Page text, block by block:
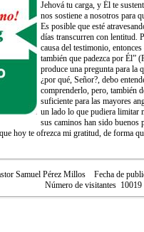
Jehová tu carga, y Él te
nos sostiene a nosotros para
Es posible que esté
días transcurren con lentitud.
causa del testimonio,
también que padezca por Él”
produce una pregunta para la
¿por qué, Señor?, debo
comprenderlo, pero, también
suficiente para las mayores
un lado lo que pudiera limitar
sus caminos han sido buenos
hoy te ofrezca mi gratitud, de forma
Samuel Pérez Millos Fecha de
Número de visitantes 10019